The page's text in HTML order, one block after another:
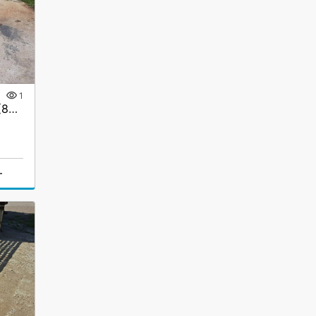
1
Сходни ГКА 5.219.40.2/3(85%)Р